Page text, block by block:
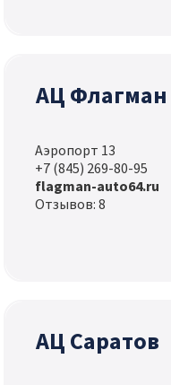
АЦ Флагман
Аэропорт 13
+7 (845) 269-80-95
flagman-auto64.ru
Отзывов: 8
АЦ Саратов